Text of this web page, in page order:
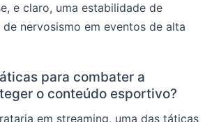
e claro, uma estabilidade de
nervosismo em eventos de alta
para combater a
o conteúdo esportivo?
em streaming, uma das táticas